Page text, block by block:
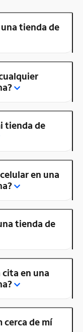
tienda de
tienda de
en una
tienda de
en una
cerca de mí